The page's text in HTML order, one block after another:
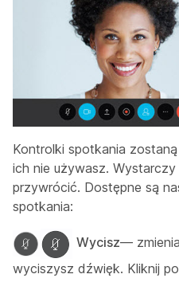
Kontrolki spotkania
ich nie używasz.
przywrócić. Dostępne są
spotkania:
Wycisz—
wyciszysz dźwięk. Kliknij